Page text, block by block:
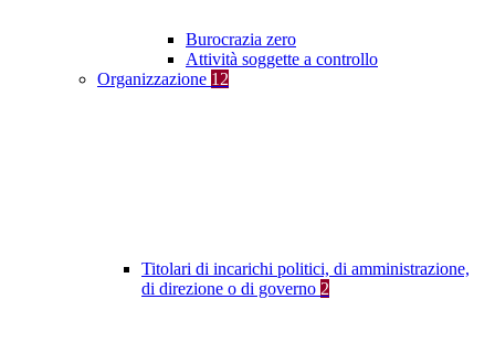
Burocrazia zero
Attività soggette a controllo
Organizzazione 12
Titolari di incarichi politici, di amministrazione,
di direzione o di governo 2